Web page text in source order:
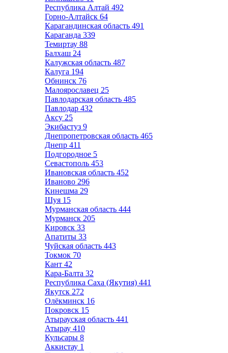
Республика Алтай 492
Горно-Алтайск 64
Карагандинская область 491
Караганда 339
Темиртау 88
Балхаш 24
Калужская область 487
Калуга 194
Обнинск 76
Малоярославец 25
Павлодарская область 485
Павлодар 432
Аксу 25
Экибастуз 9
Днепропетровская область 465
Днепр 411
Подгородное 5
Севастополь 453
Ивановская область 452
Иваново 296
Кинешма 29
Шуя 15
Мурманская область 444
Мурманск 205
Кировск 33
Апатиты 33
Чуйская область 443
Токмок 70
Кант 42
Кара-Балта 32
Республика Саха (Якутия) 441
Якутск 272
Олёкминск 16
Покровск 15
Атырауская область 441
Атырау 410
Кульсары 8
Аккистау 1